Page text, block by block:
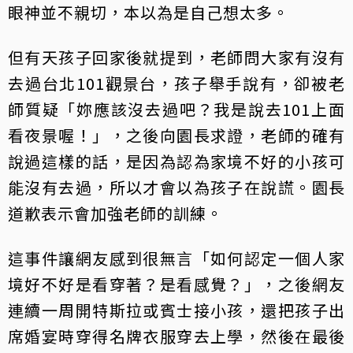
眼神並不親切，本以為是自己想太多。
但有天孩子回家後就提到，老師問大家有沒有
去過台北101觀景台，孩子舉手說有，卻被老
師質疑「妳應該沒去過吧？我是說去101上面
看夜景喔！」，之後向園長求證，老師的確有
說過這樣的話，是因為認為家境不好的小孩可
能沒有去過，所以才會以為孩子在說謊。園長
道歉表示會加強老師的訓練。
這事件讓網友感到很無言「如何認定一個人家
境好不好是看穿著？是看感覺？」，之後網友
連續一周開特斯拉或賓士接小孩，還把孩子出
席婚宴時穿得名牌衣服穿去上學，然後在最後